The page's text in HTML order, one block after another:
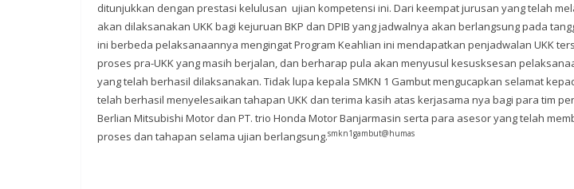
ditunjukkan dengan prestasi kelulusan ujian kompetensi ini. Dari keempat jurusan yang telah
akan dilaksanakan UKK bagi kejuruan BKP dan DPIB yang jadwalnya akan berlangsung pada
ini berbeda pelaksanaannya mengingat Program Keahlian ini mendapatkan penjadwalan UKK
proses pra-UKK yang masih berjalan, dan berharap pula akan menyusul kesusksesan
yang telah berhasil dilaksanakan. Tidak lupa kepala SMKN 1 Gambut mengucapkan selamat
telah berhasil menyelesaikan tahapan UKK dan terima kasih atas kerjasama nya bagi para tim
Berlian Mitsubishi Motor dan PT. trio Honda Motor Banjarmasin serta para asesor yang telah
proses dan tahapan selama ujian berlangsung.smkn1gambut@humas